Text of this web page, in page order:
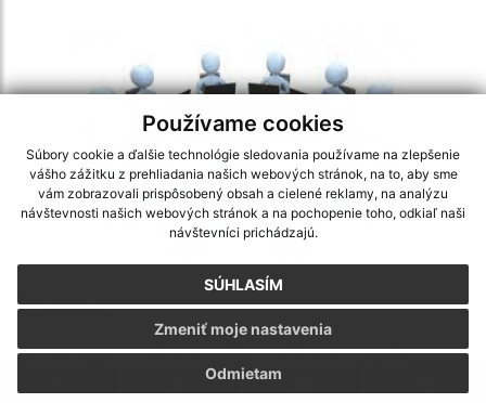
Používame cookies
Súbory cookie a ďalšie technológie sledovania používame na zlepšenie
vášho zážitku z prehliadania našich webových stránok, na to, aby sme
vám zobrazovali prispôsobený obsah a cielené reklamy, na analýzu
návštevnosti našich webových stránok a na pochopenie toho, odkiaľ naši
návštevníci prichádzajú.
SÚHLASÍM
Odmietam
Zmeniť moje nastavenia
14.11.2022
Program zasadnutia Obecného zastupiteľstva